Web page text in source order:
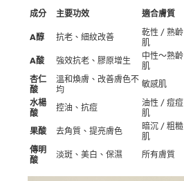
成分 主要功效 適合膚質
A醇 抗老、細紋改善
乾性 / 熟齡
肌
A酸 強效抗老、膠原增生
中性～熟齡
肌
杏仁
酸
溫和煥膚、改善膚色不
均
敏感肌
水楊
酸
控油、抗痘
油性 / 痘痘
肌
果酸 去角質、提亮膚色
暗沉 / 粗糙
肌
傳明
酸
淡斑、美白、保濕 所有膚質